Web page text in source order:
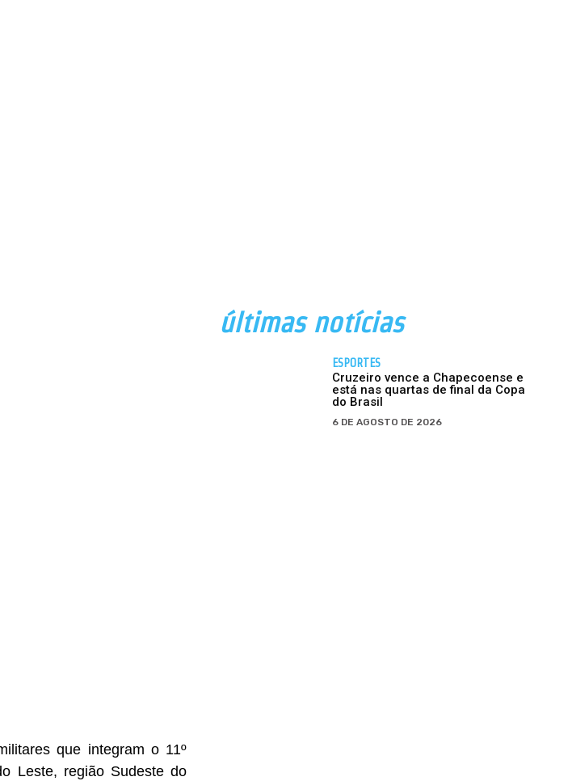
que integram o 11º
Leste, região Sudeste do
últimas notícias
ESPORTES
Cruzeiro vence a Chapecoense e
está nas quartas de final da Copa
do Brasil
6 DE AGOSTO DE 2026